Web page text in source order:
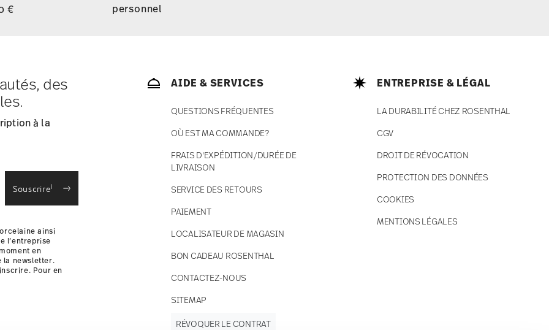
Sans danger pour le contact
à € 12,90 par commande./li>
stock.
avec UPS (livraison standard).
colis sera expédié.
€
personnel
des
à la
Souscrirei
ainsi
l’entreprise
en
la newsletter.
Pour en
AIDE & SERVICES
QUESTIONS FRÉQUENTES
OÙ EST MA COMMANDE?
FRAIS D'EXPÉDITION/DURÉE DE
LIVRAISON
SERVICE DES RETOURS
PAIEMENT
LOCALISATEUR DE MAGASIN
BON CADEAU ROSENTHAL
CONTACTEZ-NOUS
SITEMAP
ENTREPRISE & LÉGAL
LA DURABILITÉ CHEZ ROSENTHAL
CGV
DROIT DE RÉVOCATION
PROTECTION DES DONNÉES
COOKIES
MENTIONS LÉGALES
RÉVOQUER LE CONTRAT